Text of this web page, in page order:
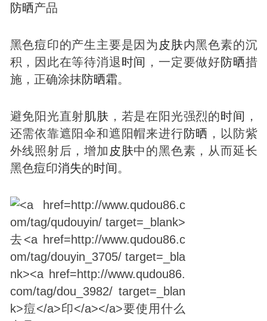
防晒产品
黑色痘印的产生主要是因为 皮肤内黑色素的沉
积，因此在等待消退时间 ，一定要做好防晒措
施，正确涂抹防晒霜。
避免阳光直射肌肤 ，若是在阳光强烈的时间 ，
还需依靠遮阳伞和遮阳帽来进行防晒 ，以防紫
外线照射后，增加 皮肤中的黑色素，从而延长
黑色痘印消失的时间。